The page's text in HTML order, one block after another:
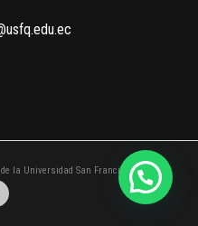
la Universidad San Francisco de Quito